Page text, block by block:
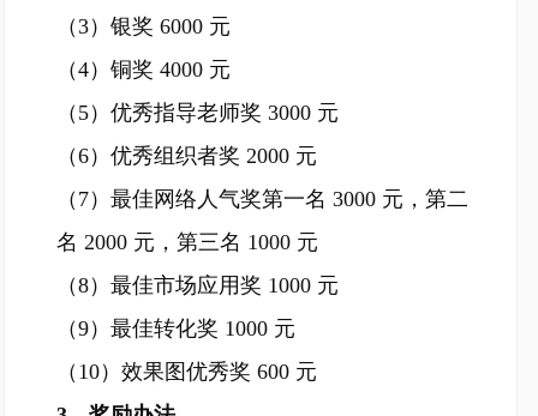
（3）银奖 6000 元
（4）铜奖 4000 元
（5）优秀指导老师奖 3000 元
（6）优秀组织者奖 2000 元
（7）最佳网络人气奖第一名 3000 元，第二
名 2000 元，第三名 1000 元
（8）最佳市场应用奖 1000 元
（9）最佳转化奖 1000 元
（10）效果图优秀奖 600 元